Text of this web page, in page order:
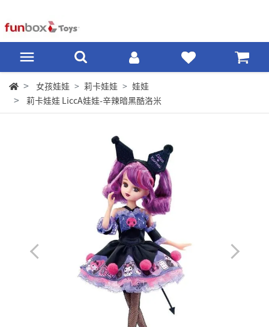
女孩娃娃 莉卡娃娃
娃娃
莉卡娃娃 LiccA娃娃-辛辣暗黑酷洛米